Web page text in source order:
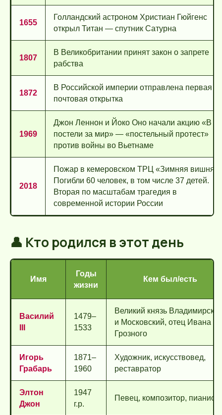
1655
Голландский астроном Христиан Гюйгенс
открыл Титан — спутник Сатурна
1807
В Великобритании принят закон о запрете
рабства
1872
В Российской империи отправлена первая
почтовая открытка
1969
Джон Леннон и Йоко Оно начали акцию «В
постели за мир» — «постельный протест»
против войны во Вьетнаме
2018
Пожар в кемеровском ТРЦ «Зимняя вишня».
Погибли 60 человек, в том числе 37 детей.
Вторая по масштабам трагедия в
современной истории России
👤 Кто родился в этот день
Имя
Годы
жизни
Кем был/есть
Василий
1479–
1533
Великий князь
и Московский, отец Ивана
Грозного
Игорь
Грабарь
1871–
1960
Художник, искусствовед,
реставратор
Элтон
Джон
1947
г.р.
Певец, композитор, пианист